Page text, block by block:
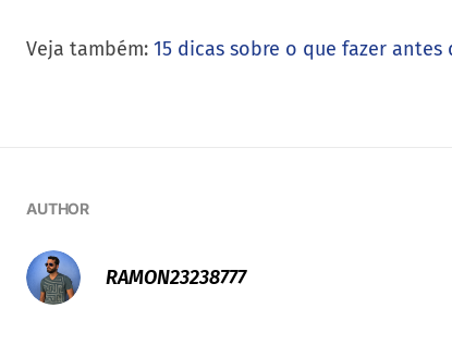
Veja também: 15 dicas sobre o que fazer antes
AUTHOR
RAMON23238777